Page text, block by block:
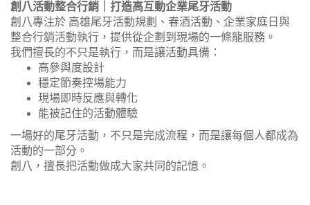
創八活動整合行銷｜打造高互動企業尾牙活動
創八專注於 高雄尾牙活動規劃、春酒活動、企業家庭日與
整合行銷活動執行，提供從企劃到現場的一條龍服務。
我們擅長的不只是執行，而是讓活動具備：
高參與度設計
穩定節奏控場能力
現場即時反應與轉化
能被記住的活動體驗
一場好的尾牙活動，不只是完成流程，而是讓每個人都成為
活動的一部分。
創八，擅長把活動做成大家共同的記憶。